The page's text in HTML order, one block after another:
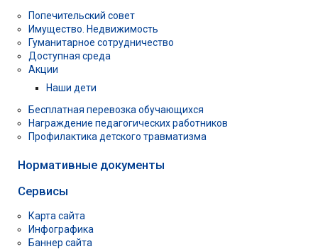
Попечительский совет
Имущество. Недвижимость
Гуманитарное сотрудничество
Доступная среда
Акции
Наши дети
Бесплатная перевозка обучающихся
Награждение педагогических работников
Профилактика детского травматизма
Нормативные документы
Сервисы
Карта сайта
Инфографика
Баннер сайта